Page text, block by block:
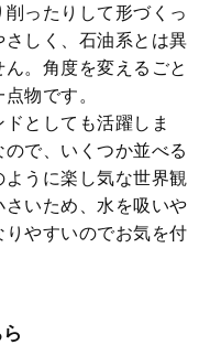
ったりして形づくっ
しく、石油系とは異
。角度を変えるごと
物です。
としても活躍しま
で、いくつか並べる
うに楽し気な世界観
いため、水を吸いや
やすいのでお気を付